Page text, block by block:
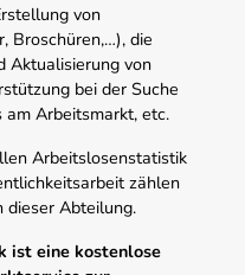
von
Broschüren,…), die
Aktualisierung von
bei der Suche
am Arbeitsmarkt, etc.
Arbeitslosenstatistik
zählen
dieser Abteilung.
ist eine kostenlose